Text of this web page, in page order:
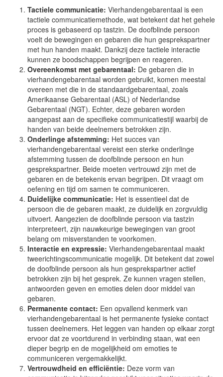
Tactiele communicatie: Vierhandengebarentaal is een
tactiele communicatiemethode, wat betekent dat het gehele
proces is gebaseerd op tastzin. De doofblinde persoon
voelt de bewegingen en gebaren die hun gesprekspartner
met hun handen maakt. Dankzij deze tactiele interactie
kunnen ze boodschappen begrijpen en reageren.
Overeenkomst met gebarentaal: De gebaren die in
vierhandengebarentaal worden gebruikt, komen meestal
overeen met die in de standaardgebarentaal, zoals
Amerikaanse Gebarentaal (ASL) of Nederlandse
Gebarentaal (NGT). Echter, deze gebaren worden
aangepast aan de specifieke communicatiestijl waarbij de
handen van beide deelnemers betrokken zijn.
Onderlinge afstemming: Het succes van
vierhandengebarentaal vereist een sterke onderlinge
afstemming tussen de doofblinde persoon en hun
gesprekspartner. Beide moeten vertrouwd zijn met de
gebaren en de betekenis ervan begrijpen. Dit vraagt om
oefening en tijd om samen te communiceren.
Duidelijke communicatie: Het is essentieel dat de
persoon die de gebaren maakt, ze duidelijk en zorgvuldig
uitvoert. Aangezien de doofblinde persoon via tastzin
interpreteert, zijn nauwkeurige bewegingen van groot
belang om misverstanden te voorkomen.
Interactie en expressie: Vierhandengebarentaal maakt
tweerichtingscommunicatie mogelijk. Dit betekent dat zowel
de doofblinde persoon als hun gesprekspartner actief
betrokken zijn bij het gesprek. Ze kunnen vragen stellen,
antwoorden geven en emoties delen door middel van
gebaren.
Permanente contact: Een opvallend kenmerk van
vierhandengebarentaal is het permanente fysieke contact
tussen deelnemers. Het leggen van handen op elkaar zorgt
ervoor dat ze voortdurend in verbinding staan, wat een
dieper begrip en de mogelijkheid om emoties te
communiceren vergemakkelijkt.
Vertrouwdheid en efficiëntie: Deze vorm van